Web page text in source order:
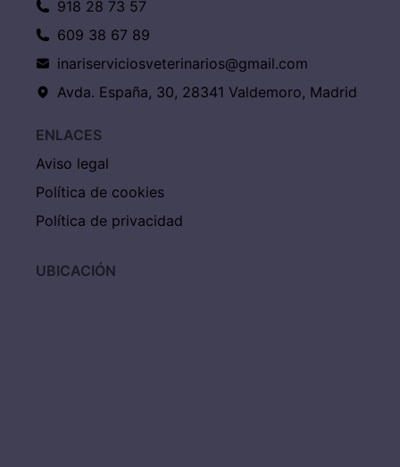
918 28 73 57
609 38 67 89
inariserviciosveterinarios@gmail.com
Avda. España, 30, 28341 Valdemoro, Madrid
ENLACES
Aviso legal
Política de cookies
Política de privacidad
UBICACIÓN